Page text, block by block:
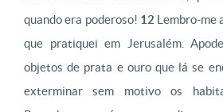
quando era poderoso! 12 Lembro-me
que pratiquei em Jerusalém.
objetos de prata e ouro que lá se
exterminar sem motivo os